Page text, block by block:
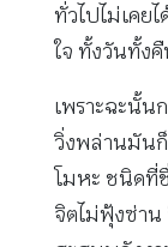
ทั่วไปไม่เคย
ใจ ทั้งวันทั้ง
เพราะฉะนั้น
วิ่งพล่านมัน
โมหะ ชนิดที่
จิตไม่ฟุ้งซ่าน